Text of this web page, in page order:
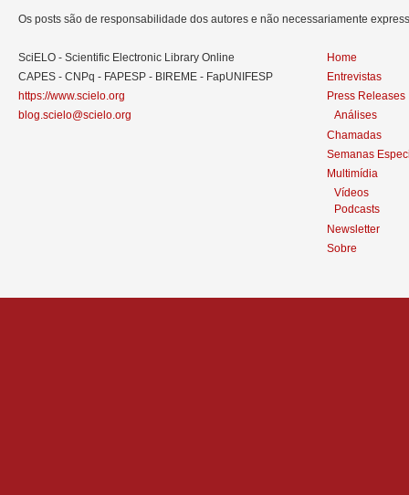
Os posts são de responsabilidade dos autores e não necessariamente
SciELO - Scientific Electronic Library Online
CAPES - CNPq - FAPESP - BIREME - FapUNIFESP
https://www.scielo.org
blog.scielo@scielo.org
Home
Entrevistas
Press Releases
Análises
Chamadas
Semanas
Multimídia
Vídeos
Podcasts
Newsletter
Sobre